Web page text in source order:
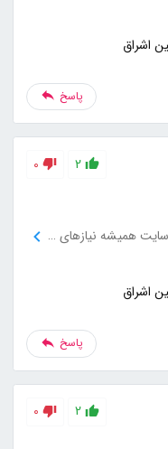
پاسخ
2
0
سلام و تشکر، اطلاعات دقیق و مفید این سایت همیشه نیازهای من را به بهترین شکل برطرف می‌کند، از این بابت متشکرم.
پاسخ
2
0